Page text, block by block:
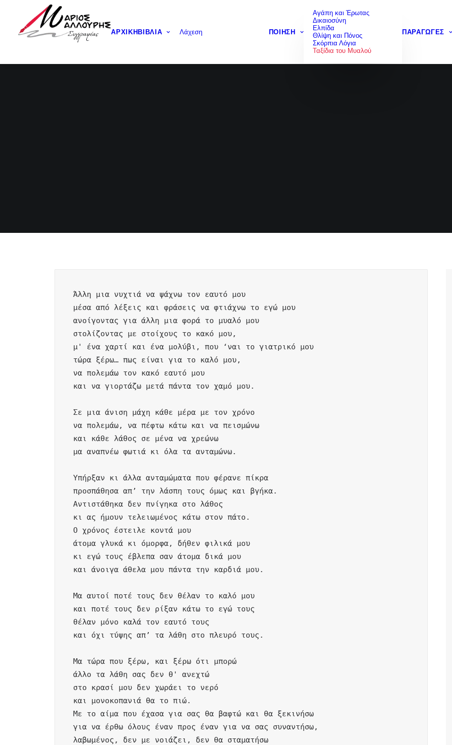
ΑΡΧΙΚΉΒΙΒΛΊΑ Λάχεση ΠΟΊΗΣΗ
Αγάπη και Έρωτας
Δικαιοσύνη
Ελπίδα
Θλίψη και Πόνος
Σκόρπια Λόγια
Ταξίδια του Μυαλού
ΠΑΡΑΓΩΓΈΣ
• 18 ΑΥΓΟΎΣΤΟΥ 2023
Ο λαβωμένος άνθρωπος
Άλλη μια νυχτιά να ψάχνω τον εαυτό μου
μέσα από λέξεις και φράσεις να φτιάχνω το εγώ μου
ανοίγοντας για άλλη μια φορά το μυαλό μου
στολίζοντας με στοίχους το κακό μου,
μ' ένα χαρτί και ένα μολύβι, που ‘ναι το γιατρικό μου
τώρα ξέρω… πως είναι για το καλό μου,
να πολεμάω τον κακό εαυτό μου
και να γιορτάζω μετά πάντα τον χαμό μου.
Σε μια άνιση μάχη κάθε μέρα με τον χρόνο
να πολεμάω, να πέφτω κάτω και να πεισμώνω
και κάθε λάθος σε μένα να χρεώνω
μα αναπνέω φωτιά κι όλα τα ανταμώνω.
Υπήρξαν κι άλλα ανταμώματα που φέρανε πίκρα
προσπάθησα απ’ την λάσπη τους όμως και βγήκα.
Αντιστάθηκα δεν πνίγηκα στο λάθος
κι ας ήμουν τελειωμένος κάτω στον πάτο.
Ο χρόνος έστειλε κοντά μου
άτομα γλυκά κι όμορφα, δήθεν φιλικά μου
κι εγώ τους έβλεπα σαν άτομα δικά μου
και άνοιγα άθελα μου πάντα την καρδιά μου.
Μα αυτοί ποτέ τους δεν θέλαν το καλό μου
και ποτέ τους δεν ρίξαν κάτω το εγώ τους
θέλαν μόνο καλά τον εαυτό τους
και όχι τύψης απ’ τα λάθη στο πλευρό τους.
Μα τώρα που ξέρω, και ξέρω ότι μπορώ
άλλο τα λάθη σας δεν θ' ανεχτώ
στο κρασί μου δεν χωράει το νερό
και μονοκοπανιά θα το πιώ.
Με το αίμα που έχασα για σας θα βαφτώ και θα ξεκινήσω
για να έρθω όλους έναν προς έναν για να σας συναντήσω,
λαβωμένος, δεν με νοιάζει, δεν θα σταματήσω